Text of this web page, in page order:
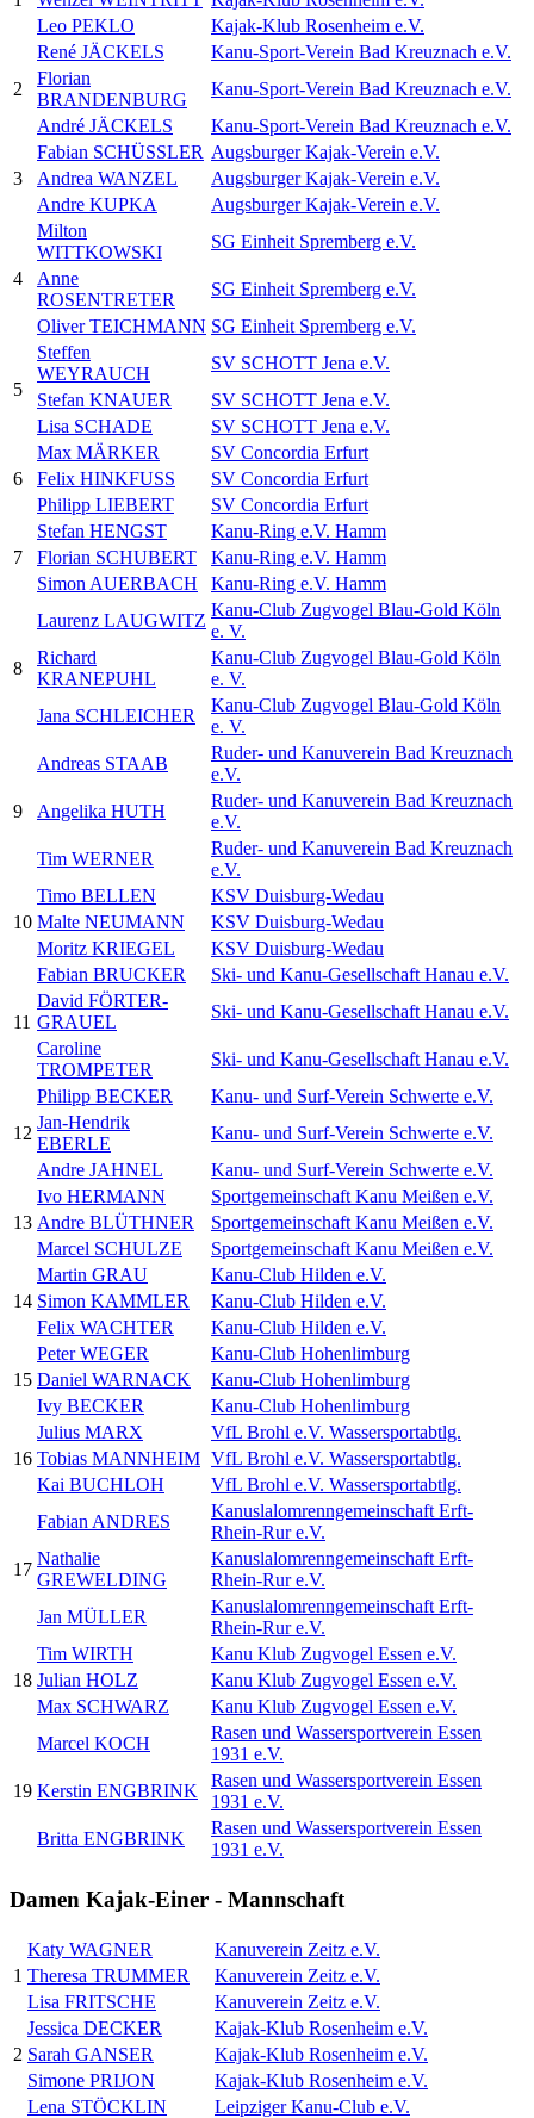
Leo PEKLO
Kajak-Klub Rosenheim e.V.
2
René JÄCKELS
Kanu-Sport-Verein Bad Kreuznach e.V.
Florian
BRANDENBURG
Kanu-Sport-Verein Bad Kreuznach e.V.
André JÄCKELS
Kanu-Sport-Verein Bad Kreuznach e.V.
3
Fabian SCHÜSSLER Augsburger Kajak-Verein e.V.
Andrea WANZEL
Augsburger Kajak-Verein e.V.
Andre KUPKA
Augsburger Kajak-Verein e.V.
4
Milton
WITTKOWSKI
SG Einheit Spremberg e.V.
Anne
ROSENTRETER
SG Einheit Spremberg e.V.
Oliver TEICHMANN SG Einheit Spremberg e.V.
5
Steffen
WEYRAUCH
SV SCHOTT Jena e.V.
Stefan KNAUER
SV SCHOTT Jena e.V.
Lisa SCHADE
SV SCHOTT Jena e.V.
6
Max MÄRKER
SV Concordia Erfurt
Felix HINKFUSS
SV Concordia Erfurt
Philipp LIEBERT
SV Concordia Erfurt
7
Stefan HENGST
Kanu-Ring e.V. Hamm
Florian SCHUBERT
Kanu-Ring e.V. Hamm
Simon AUERBACH
Kanu-Ring e.V. Hamm
8
Laurenz LAUGWITZ
Kanu-Club Zugvogel Blau-Gold Köln
e. V.
Richard
KRANEPUHL
Kanu-Club Zugvogel Blau-Gold Köln
e. V.
Jana SCHLEICHER
Kanu-Club Zugvogel Blau-Gold Köln
e. V.
9
Andreas STAAB
Ruder- und Kanuverein Bad Kreuznach
e.V.
Angelika HUTH
Ruder- und Kanuverein Bad Kreuznach
e.V.
Tim WERNER
Ruder- und Kanuverein Bad Kreuznach
e.V.
10
Timo BELLEN
KSV Duisburg-Wedau
Malte NEUMANN
KSV Duisburg-Wedau
Moritz KRIEGEL
KSV Duisburg-Wedau
11
Fabian BRUCKER
Ski- und Kanu-Gesellschaft Hanau e.V.
David FÖRTER-
GRAUEL
Ski- und Kanu-Gesellschaft Hanau e.V.
Caroline
TROMPETER
Ski- und Kanu-Gesellschaft Hanau e.V.
12
Philipp BECKER
Kanu- und Surf-Verein Schwerte e.V.
Jan-Hendrik
EBERLE
Kanu- und Surf-Verein Schwerte e.V.
Andre JAHNEL
Kanu- und Surf-Verein Schwerte e.V.
13
Ivo HERMANN
Sportgemeinschaft Kanu Meißen e.V.
Andre BLÜTHNER
Sportgemeinschaft Kanu Meißen e.V.
Marcel SCHULZE
Sportgemeinschaft Kanu Meißen e.V.
14
Martin GRAU
Kanu-Club Hilden e.V.
Simon KAMMLER
Kanu-Club Hilden e.V.
Felix WACHTER
Kanu-Club Hilden e.V.
15
Peter WEGER
Kanu-Club Hohenlimburg
Daniel WARNACK
Kanu-Club Hohenlimburg
Ivy BECKER
Kanu-Club Hohenlimburg
16
Julius MARX
VfL Brohl e.V. Wassersportabtlg.
Tobias MANNHEIM VfL Brohl e.V. Wassersportabtlg.
Kai BUCHLOH
VfL Brohl e.V. Wassersportabtlg.
17
Fabian ANDRES
Kanuslalomrenngemeinschaft Erft-
Rhein-Rur e.V.
Nathalie
GREWELDING
Kanuslalomrenngemeinschaft Erft-
Rhein-Rur e.V.
Jan MÜLLER
Kanuslalomrenngemeinschaft Erft-
Rhein-Rur e.V.
18
Tim WIRTH
Kanu Klub Zugvogel Essen e.V.
Julian HOLZ
Kanu Klub Zugvogel Essen e.V.
Max SCHWARZ
Kanu Klub Zugvogel Essen e.V.
19
Marcel KOCH
Rasen und Wassersportverein Essen
1931 e.V.
Kerstin ENGBRINK
Rasen und Wassersportverein Essen
1931 e.V.
Britta ENGBRINK
Rasen und Wassersportverein Essen
1931 e.V.
Damen Kajak-Einer - Mannschaft
1
Katy WAGNER
Kanuverein Zeitz e.V.
Theresa TRUMMER
Kanuverein Zeitz e.V.
Lisa FRITSCHE
Kanuverein Zeitz e.V.
2
Jessica DECKER
Kajak-Klub Rosenheim e.V.
Sarah GANSER
Kajak-Klub Rosenheim e.V.
Simone PRIJON
Kajak-Klub Rosenheim e.V.
Lena STÖCKLIN
Leipziger Kanu-Club e.V.